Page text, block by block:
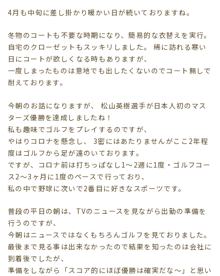
4月も中旬に差し掛かり暖かい日が続いておりますね。
冬物のコートも不要な時期になり、簡易的な衣替えを実行。
自宅のクローゼットもスッキリしました。 稀に訪れる寒い
日にコートが欲しくなる時もありますが、
一度しまったものは意地でも出したくないのでコート無しで
耐えております。
今朝のお話になりますが、 松山英樹選手が日本人初のマス
ターズ優勝を達成しましたね！
私も趣味でゴルフをプレイするのですが、
やはりコロナを懸念し、 3密にはあたりませんがここ2年程
度はゴルフから足が遠のいております。
ですが、コロナ前は打ちっぱなし1～2週に1度・ゴルフコー
ス2～3ヶ月に1度のペースで行っており、
私の中で野球に次いで2番目に好きなスポーツです。
普段の平日の朝は、TVのニュースを見ながら出勤の準備を
行うのですが、
今朝はニュースではなくもちろんゴルフを見ておりました。
最後まで見る事は出来なかったので結果を知ったのは会社に
到着後でしたが、
準備をしながら「スコア的にほぼ優勝は確実だな～」と思い